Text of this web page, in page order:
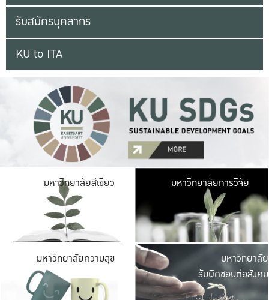
รับสมัครบุคลากร
KU to ITA
มหาวิทยาลัยสีเขียว มหาวิ
มีพื้นที่เขียวสดใส
เป็นป่าในเมือง เกษต
มหาวิทยาลัยการวิจัย
มหาวิทยาลัยความสุข มหาวิ
ค
เปิดประ
และพบเรื่องราวใ
มหาวิทยาลัย
รับผิดชอบต่อสังคม